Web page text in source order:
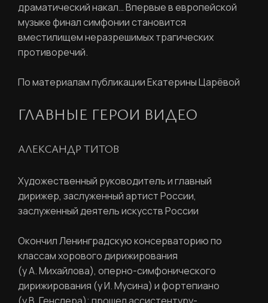
драматический накал… Впервые в европейской
музыке финал симфонии становится
вместилищем неразрешимых трагических
противоречий.
По материалам публикации Екатерины Царёвой
ГЛАВНЫЕ ГЕРОИ ВИДЕО
АЛЕКСАНДР ТИТОВ
Художественный руководитель и главный
дирижер, заслуженный артист России,
заслуженный деятель искусств России
Окончил Ленинградскую консерваторию по
классам хорового дирижирования
(у А. Михайлова), оперно-симфонического
дирижирования (у И. Мусина) и фортепиано